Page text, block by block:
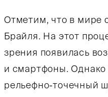
Отметим, что в мире
Брайля. На этот
зрения появилась
и смартфоны. Однако
рельефно-точечный